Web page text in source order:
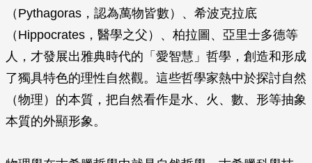
（Pythagoras，認為萬物皆數）、希波克拉底
（Hippocrates，醫學之父）、柏拉圖、亞里士多德等
人，才發展出雅典時代的「愛智慧」哲學，創造和形成
了獨具特色的理性自然觀。這些哲學家熱中於探討自然
（物理）的本質，把自然看作是水、火、數、形等抽象
本質的外顯形象。